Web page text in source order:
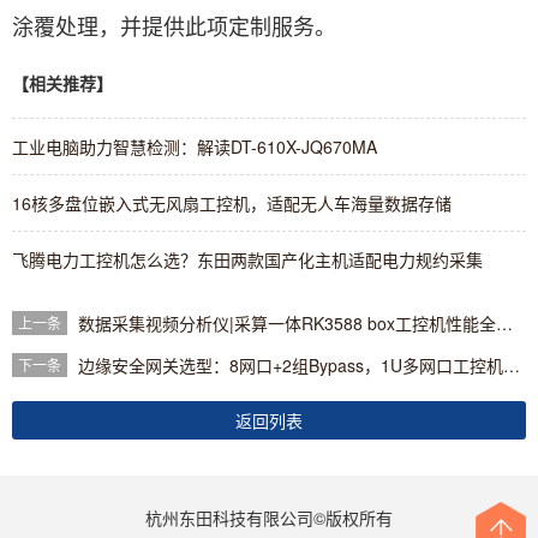
涂覆处理，并提供此项定制服务。
【相关推荐】
工业电脑助力智慧检测：解读DT-610X-JQ670MA
16核多盘位嵌入式无风扇工控机，适配无人车海量数据存储
飞腾电力工控机怎么选？东田两款国产化主机适配电力规约采集
上一条 数据采集视频分析仪|采算一体RK3588 box工控机性能全解析
下一条 边缘安全网关选型：8网口+2组Bypass，1U多网口工控机的工业防火墙部署实录
返回列表
杭州东田科技有限公司©版权所有